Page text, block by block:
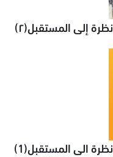
إلى المستقبل(٢)
الى المستقبل(1)